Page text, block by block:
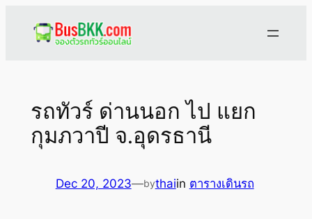
รถทัวร์ ด่านนอก ไป แยก
กุมภวาปี จ.อุดรธานี
Dec 20, 2023—bythaiin ตารางเดินรถ